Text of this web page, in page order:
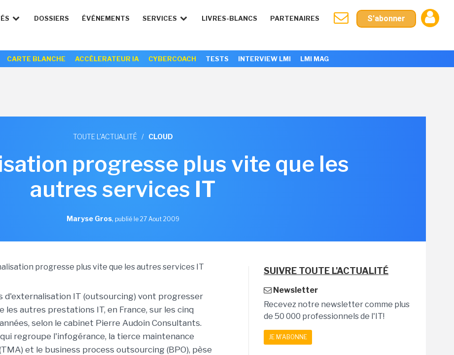
DOSSIERS ÉVÉNEMENTS SERVICES LIVRES-BLANCS PARTENAIRES S'abonner
CARTE BLANCHE ACCÉLERATEUR IA CYBERCOACH TESTS INTERVIEW LMI LMI MAG
TOUTE L'ACTUALITÉ / CLOUD
progresse plus vite que les
autres services IT
Maryse Gros, publié le 27 Aout 2009
d'externalisation IT (outsourcing) vont progresser
les autres prestations IT, en France, sur les cinq
selon le cabinet Pierre Audoin Consultants.
regroupe l'infogérance, la tierce maintenance
et le business process outsourcing (BPO), pèse
SUIVRE TOUTE L'ACTUALITÉ
Newsletter
Recevez notre newsletter comme plus
de 50 000 professionnels de l'IT!
JE M'ABONNE